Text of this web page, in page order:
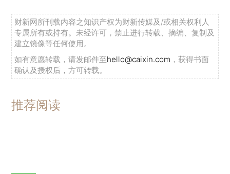
财新网所刊载内容之知识产权为财新传媒及/或相关权利人
专属所有或持有。未经许可，禁止进行转载、摘编、复制及
建立镜像等任何使用。
如有意愿转载，请发邮件至hello@caixin.com ，获得书面
确认及授权后，方可转载。
推荐阅读